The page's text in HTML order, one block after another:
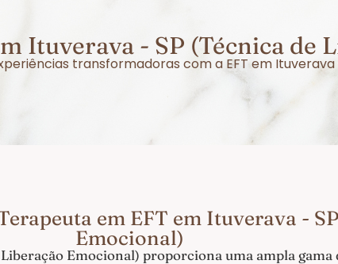
Ituverava - SP (Técnica de
transformadoras com a EFT em
em EFT em Ituverava -
Emocional)
Emocional) proporciona uma ampla